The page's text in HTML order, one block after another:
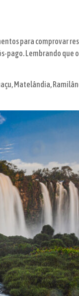
para comprovar
Lembrando que
Matelândia,